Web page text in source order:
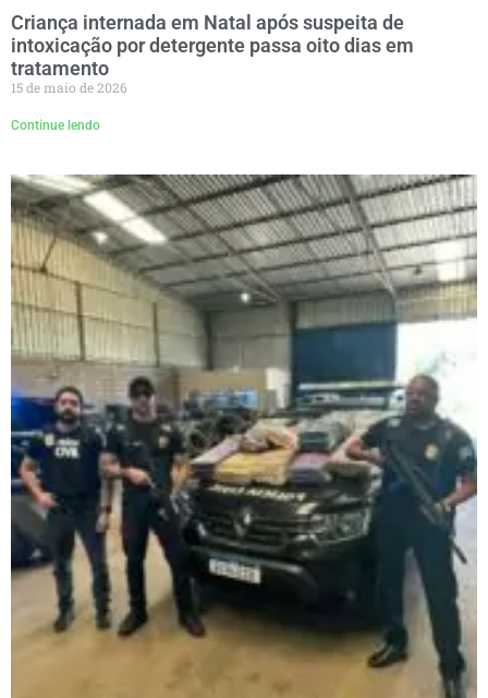
Criança internada em Natal após suspeita de
intoxicação por detergente passa oito dias em
tratamento
15 de maio de 2026
Continue lendo